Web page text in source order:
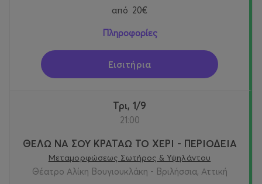
από 20€
Πληροφορίες
Εισιτήρια
Τρι, 1/9
21:00
ΘΕΛΩ ΝΑ ΣΟΥ ΚΡΑΤΑΩ ΤΟ ΧΕΡΙ - ΠΕΡΙΟΔΕΙΑ
Μεταμορφώσεως Σωτήρος & Υψηλάντου
Θέατρο Αλίκη Βουγιουκλάκη - Βριλήσσια, Αττική